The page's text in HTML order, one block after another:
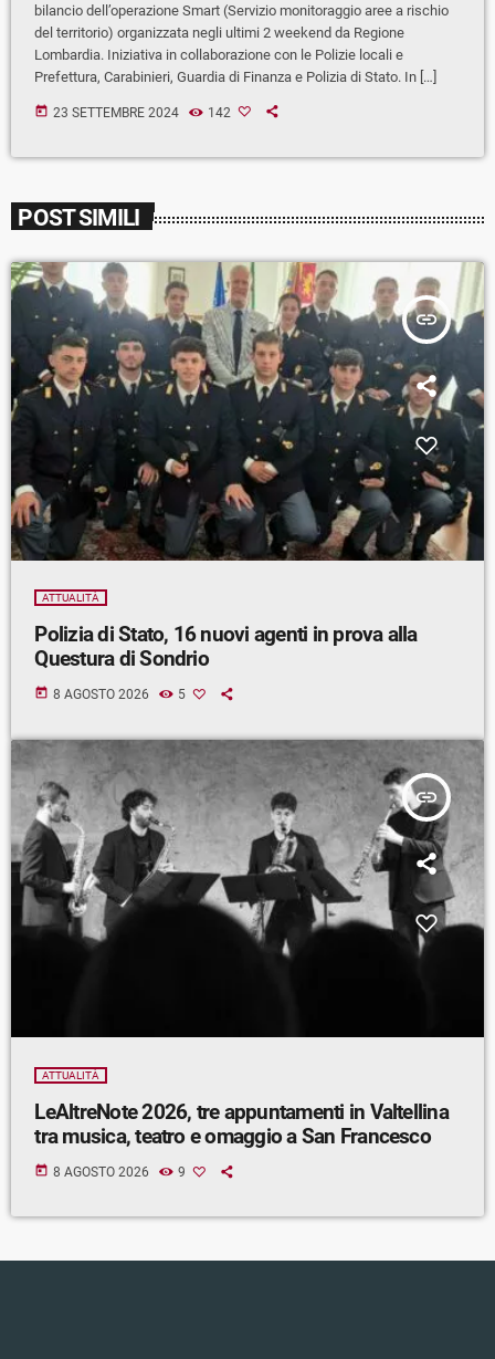
bilancio dell’operazione Smart (Servizio monitoraggio aree a rischio
del territorio) organizzata negli ultimi 2 weekend da Regione
Lombardia. Iniziativa in collaborazione con le Polizie locali e
Prefettura, Carabinieri, Guardia di Finanza e Polizia di Stato. In […]
today 23 SETTEMBRE 2024 142
POST SIMILI
insert_link
ATTUALITÀ
Polizia di Stato, 16 nuovi agenti in prova alla
Questura di Sondrio
today 8 AGOSTO 2026 5
insert_link
ATTUALITÀ
LeAltreNote 2026, tre appuntamenti in Valtellina
tra musica, teatro e omaggio a San Francesco
today 8 AGOSTO 2026 9